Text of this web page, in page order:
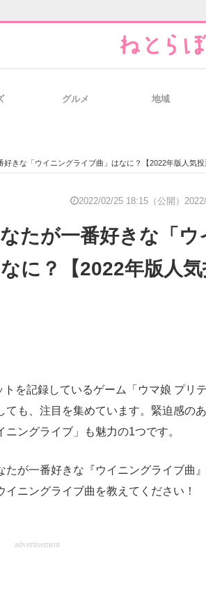
グルメ 地域
好きな「ウイニングライブ曲」はなに？【2022年版人気投
2022/02/25 18:15（公開）
なたが一番好きな「
に？【2022年版人
を記録しているゲーム「ウマ娘 プリ
も、注目を集めています。緊迫感の
ングライブ」も魅力の1つです。
が一番好きな『ウイニングライブ曲
ニングライブ曲を教えてください！
advertisement